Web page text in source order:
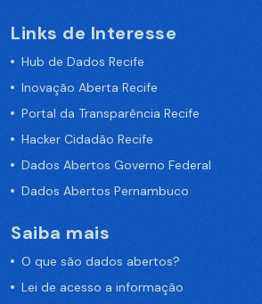
Links de Interesse
Hub de Dados Recife
Inovação Aberta Recife
Portal da Transparência Recife
Hacker Cidadão Recife
Dados Abertos Governo Federal
Dados Abertos Pernambuco
Saiba mais
O que são dados abertos?
Lei de acesso a informação